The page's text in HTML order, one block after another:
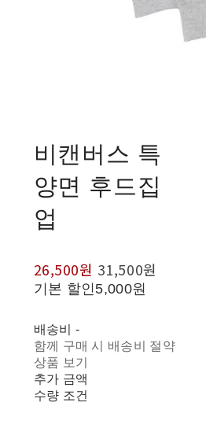
비캔버스 특
양면 후드집
업
26,500원 31,500원
기본 할인5,000원
배송비 -
함께 구매 시 배송비 절약
상품 보기
추가 금액
수량 조건